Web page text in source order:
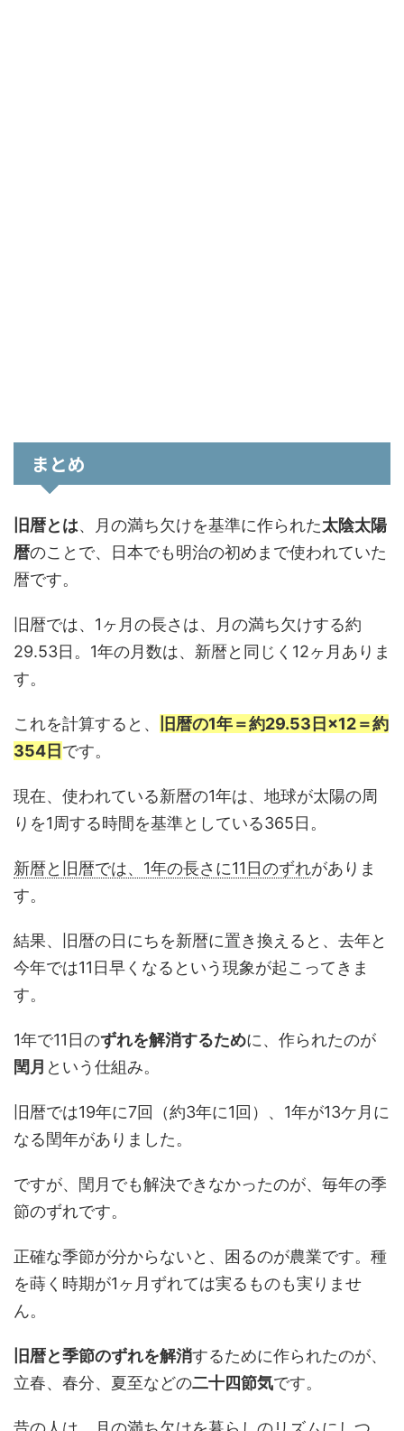
まとめ
旧暦とは、月の満ち欠けを基準に作られた太陰太陽
暦のことで、日本でも明治の初めまで使われていた
暦です。
旧暦では、1ヶ月の長さは、月の満ち欠けする約
29.53日。1年の月数は、新暦と同じく12ヶ月ありま
す。
これを計算すると、
旧暦の1年＝約29.53日×12＝約
354日 です。
現在、使われている新暦の1年は、地球が太陽の周
りを1周する時間を基準としている365日。
新暦と旧暦では、1年の長さに11日のずれがありま
す。
結果、旧暦の日にちを新暦に置き換えると、去年と
今年では11日早くなるという現象が起こってきま
す。
1年で11日のずれを解消するために、作られたのが
閏月 という仕組み。
旧暦では19年に7回（約3年に1回）、1年が13ケ月に
なる閏年がありました。
ですが、閏月でも解決できなかったのが、毎年の季
節のずれです。
正確な季節が分からないと、困るのが農業です。種
を蒔く時期が1ヶ月ずれては実るものも実りませ
ん。
旧暦と季節のずれを解消するために作られたのが、
立春、春分、夏至などの二十四節気です。